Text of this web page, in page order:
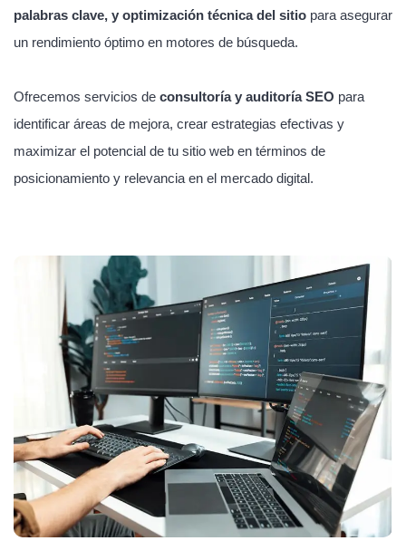
palabras clave, y optimización técnica del sitio para asegurar
un rendimiento óptimo en motores de búsqueda.
Ofrecemos servicios de consultoría y auditoría SEO para
identificar áreas de mejora, crear estrategias efectivas y
maximizar el potencial de tu sitio web en términos de
posicionamiento y relevancia en el mercado digital.